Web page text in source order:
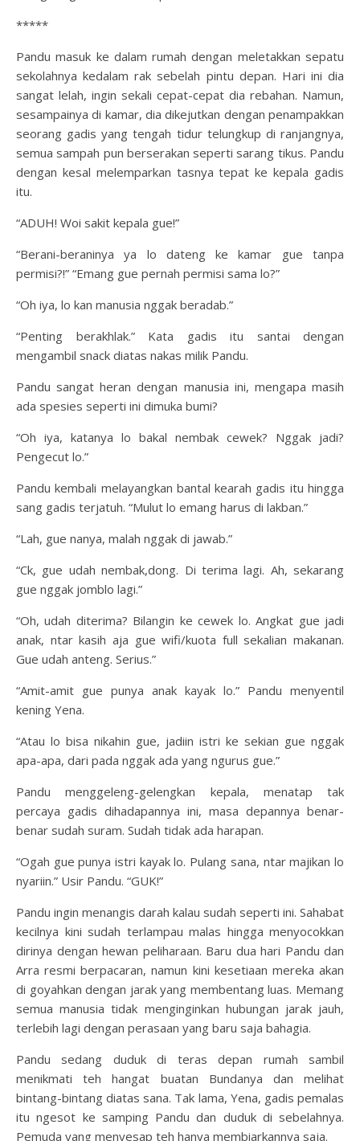
*****
Pandu masuk ke dalam rumah dengan meletakkan sepatu
sekolahnya kedalam rak sebelah pintu depan. Hari ini dia
sangat lelah, ingin sekali cepat-cepat dia rebahan. Namun,
sesampainya di kamar, dia dikejutkan dengan penampakkan
seorang gadis yang tengah tidur telungkup di ranjangnya,
semua sampah pun berserakan seperti sarang tikus. Pandu
dengan kesal melemparkan tasnya tepat ke kepala gadis
itu.
“ADUH! Woi sakit kepala gue!”
“Berani-beraninya ya lo dateng ke kamar gue tanpa
permisi?!” “Emang gue pernah permisi sama lo?”
“Oh iya, lo kan manusia nggak beradab.”
“Penting berakhlak.” Kata gadis itu santai dengan
mengambil snack diatas nakas milik Pandu.
Pandu sangat heran dengan manusia ini, mengapa masih
ada spesies seperti ini dimuka bumi?
“Oh iya, katanya lo bakal nembak cewek? Nggak jadi?
Pengecut lo.”
Pandu kembali melayangkan bantal kearah gadis itu hingga
sang gadis terjatuh. “Mulut lo emang harus di lakban.”
“Lah, gue nanya, malah nggak di jawab.”
“Ck, gue udah nembak,dong. Di terima lagi. Ah, sekarang
gue nggak jomblo lagi.”
“Oh, udah diterima? Bilangin ke cewek lo. Angkat gue jadi
anak, ntar kasih aja gue wifi/kuota full sekalian makanan.
Gue udah anteng. Serius.”
“Amit-amit gue punya anak kayak lo.” Pandu menyentil
kening Yena.
“Atau lo bisa nikahin gue, jadiin istri ke sekian gue nggak
apa-apa, dari pada nggak ada yang ngurus gue.”
Pandu menggeleng-gelengkan kepala, menatap tak
percaya gadis dihadapannya ini, masa depannya benar-
benar sudah suram. Sudah tidak ada harapan.
“Ogah gue punya istri kayak lo. Pulang sana, ntar majikan lo
nyariin.” Usir Pandu. “GUK!”
Pandu ingin menangis darah kalau sudah seperti ini. Sahabat
kecilnya kini sudah terlampau malas hingga menyocokkan
dirinya dengan hewan peliharaan. Baru dua hari Pandu dan
Arra resmi berpacaran, namun kini kesetiaan mereka akan
di goyahkan dengan jarak yang membentang luas. Memang
semua manusia tidak menginginkan hubungan jarak jauh,
terlebih lagi dengan perasaan yang baru saja bahagia.
Pandu sedang duduk di teras depan rumah sambil
menikmati teh hangat buatan Bundanya dan melihat
bintang-bintang diatas sana. Tak lama, Yena, gadis pemalas
itu ngesot ke samping Pandu dan duduk di sebelahnya.
Pemuda yang menyesap teh hanya membiarkannya saja.